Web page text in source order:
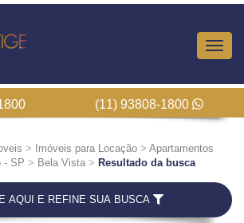
(11) 93808-1800
> Imóveis para Locação > Apartamentos
- SP > Bela Vista > Resultado da busca
AQUI E REFINE SUA BUSCA